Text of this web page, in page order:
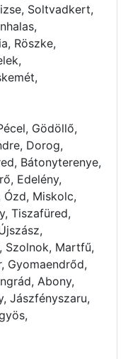
Soltvadkert,
Röszke,
Gödöllő,
Dorog,
Bátonyterenye,
Edelény,
Ózd, Miskolc,
Tiszafüred,
Szolnok, Martfű,
Gyomaendrőd,
Abony,
Jászfényszaru,